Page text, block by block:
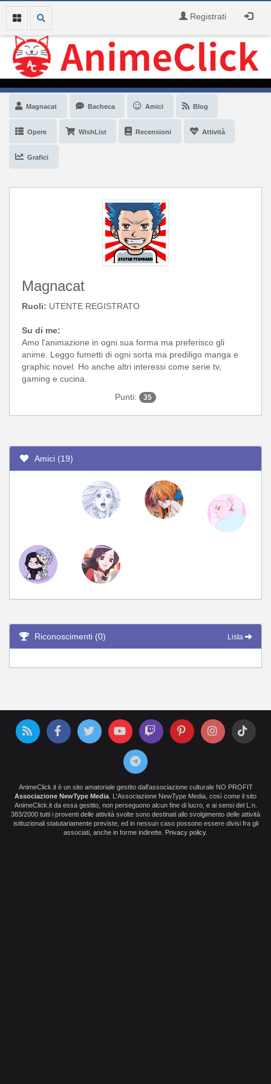
Registrati
Magnacat Bacheca Amici Blog
Opere WishList Recensioni Attività
Grafici
Magnacat
Ruoli: UTENTE REGISTRATO
Su di me:
Amo l'animazione in ogni sua forma ma preferisco gli
anime. Leggo fumetti di ogni sorta ma prediligo manga e
graphic novel. Ho anche altri interessi come serie tv,
gaming e cucina.
Punti:
35
Amici (19)
Riconoscimenti (0) Lista
AnimeClick.it è un sito amatoriale gestito dall'associazione culturale NO PROFIT
Associazione NewType Media . L'Associazione NewType Media, così come il sito
AnimeClick.it da essa gestito, non perseguono alcun fine di lucro, e ai sensi del L.n.
383/2000 tutti i proventi delle attività svolte sono destinati allo svolgimento delle attività
istituzionali statutariamente previste, ed in nessun caso possono essere divisi fra gli
associati, anche in forme indirette. Privacy policy.